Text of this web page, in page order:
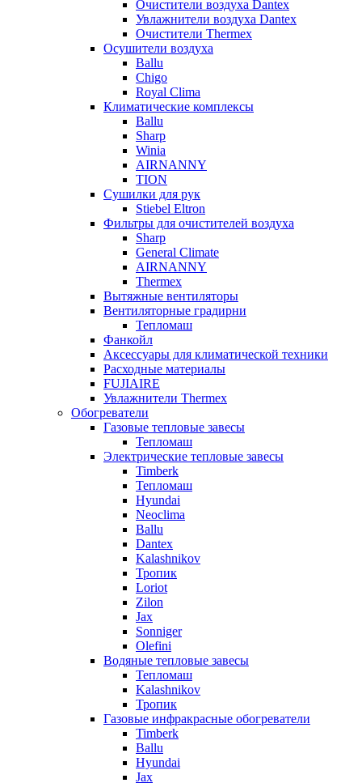
Очистители воздуха Dantex
Увлажнители воздуха Dantex
Очистители Thermex
Осушители воздуха
Ballu
Chigo
Royal Clima
Климатические комплексы
Ballu
Sharp
Winia
AIRNANNY
TION
Сушилки для рук
Stiebel Eltron
Фильтры для очистителей воздуха
Sharp
General Climate
AIRNANNY
Thermex
Вытяжные вентиляторы
Вентиляторные градирни
Тепломаш
Фанкойл
Аксессуары для климатической техники
Расходные материалы
FUJIAIRE
Увлажнители Thermex
Обогреватели
Газовые тепловые завесы
Тепломаш
Электрические тепловые завесы
Timberk
Тепломаш
Hyundai
Neoclima
Ballu
Dantex
Kalashnikov
Тропик
Loriot
Zilon
Jax
Sonniger
Olefini
Водяные тепловые завесы
Тепломаш
Kalashnikov
Тропик
Газовые инфракрасные обогреватели
Timberk
Ballu
Hyundai
Jax